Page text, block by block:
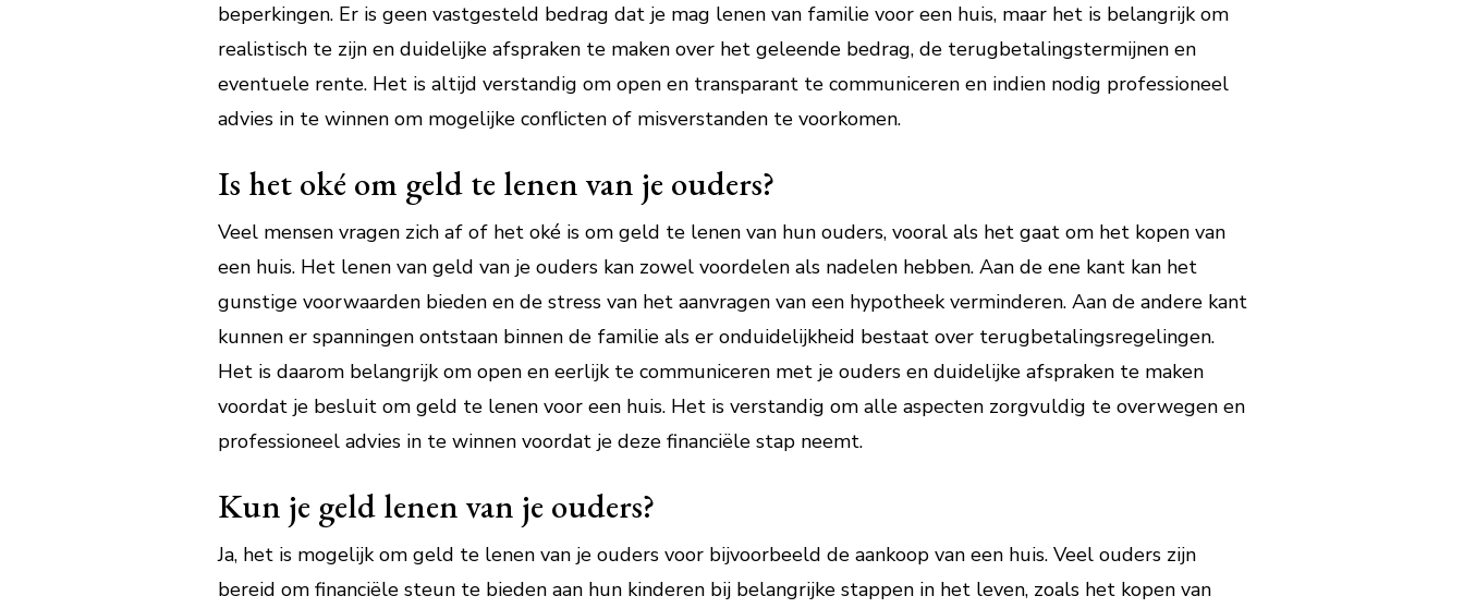
beperkingen. Er is geen vastgesteld bedrag dat je mag lenen van familie voor een huis, maar het is belangrijk om
realistisch te zijn en duidelijke afspraken te maken over het geleende bedrag, de terugbetalingstermijnen en
eventuele rente. Het is altijd verstandig om open en transparant te communiceren en indien nodig professioneel
advies in te winnen om mogelijke conflicten of misverstanden te voorkomen.
Is het oké om geld te lenen van je ouders?
Veel mensen vragen zich af of het oké is om geld te lenen van hun ouders, vooral als het gaat om het kopen van
een huis. Het lenen van geld van je ouders kan zowel voordelen als nadelen hebben. Aan de ene kant kan het
gunstige voorwaarden bieden en de stress van het aanvragen van een hypotheek verminderen. Aan de andere kant
kunnen er spanningen ontstaan binnen de familie als er onduidelijkheid bestaat over terugbetalingsregelingen.
Het is daarom belangrijk om open en eerlijk te communiceren met je ouders en duidelijke afspraken te maken
voordat je besluit om geld te lenen voor een huis. Het is verstandig om alle aspecten zorgvuldig te overwegen en
professioneel advies in te winnen voordat je deze financiële stap neemt.
Kun je geld lenen van je ouders?
Ja, het is mogelijk om geld te lenen van je ouders voor bijvoorbeeld de aankoop van een huis. Veel ouders zijn
bereid om financiële steun te bieden aan hun kinderen bij belangrijke stappen in het leven, zoals het kopen van